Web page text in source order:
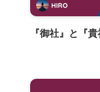
HIRO
『御社』と『